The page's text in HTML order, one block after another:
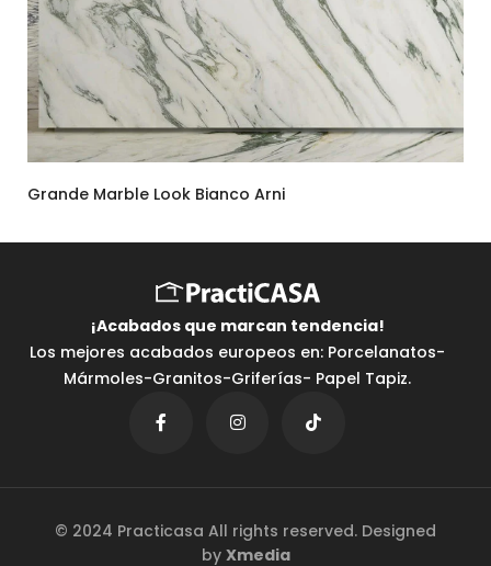
Grande Marble Look Bianco Arni
¡Acabados que marcan tendencia⁣!
Los mejores acabados europeos en: Porcelanatos-
Mármoles-Granitos-Griferías- Papel Tapiz.
© 2024 Practicasa All rights reserved. Designed
by Xmedia